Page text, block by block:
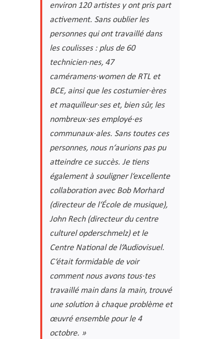
environ 120 artistes y ont pris part
activement. Sans oublier les
personnes qui ont travaillé dans
les coulisses : plus de 60
technicien·nes, 47
caméramens·women de RTL et
BCE, ainsi que les costumier·ères
et maquilleur·ses et, bien sûr, les
nombreux·ses employé·es
communaux·ales. Sans toutes ces
personnes, nous n‘aurions pas pu
atteindre ce succès. Je tiens
également à souligner l‘excellente
collaboration avec Bob Morhard
(directeur de l‘École de musique),
John Rech (directeur du centre
culturel opderschmelz) et le
Centre National de l‘Audiovisuel.
C‘était formidable de voir
comment nous avons tous·tes
travaillé main dans la main, trouvé
une solution à chaque problème et
œuvré ensemble pour le 4
octobre. »